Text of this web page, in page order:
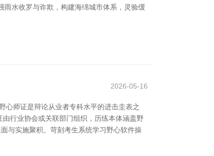
雨水收罗与诈欺，构建海绵城市体系，灵验缓
2026-05-16
心师证是辩论从业者专科水平的进击圭表之
行业协会或关联部门组织，历练本体涵盖野
与实施聚积。苛刻考生系统学习野心软件操